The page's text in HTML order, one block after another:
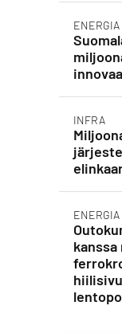
ENERGIA
INFRA
ENERGIA